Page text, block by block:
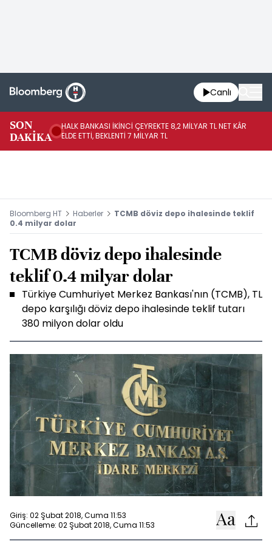
Canlı
SON
DAKİKA
HALK BANKASI İKİNCİ ÇEYREKTE 8,2 MİLYAR TL NET KÂR
ELDE ETTİ, BEKLENTİ 7 MİLYAR TL
Bloomberg HT Haberler
TCMB döviz depo ihalesinde teklif
0.4 milyar dolar
TCMB döviz depo ihalesinde
teklif 0.4 milyar dolar
Türkiye Cumhuriyet Merkez Bankası'nın (TCMB), TL
depo karşılığı döviz depo ihalesinde teklif tutarı
380 milyon dolar oldu
Giriş: 02 Şubat 2018, Cuma 11:53
Güncelleme: 02 Şubat 2018, Cuma 11:53